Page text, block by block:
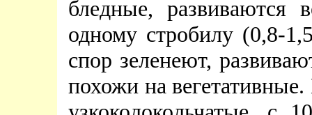
бледные, развиваются
одному стробилу (0,8-
спор зеленеют,
похожи на